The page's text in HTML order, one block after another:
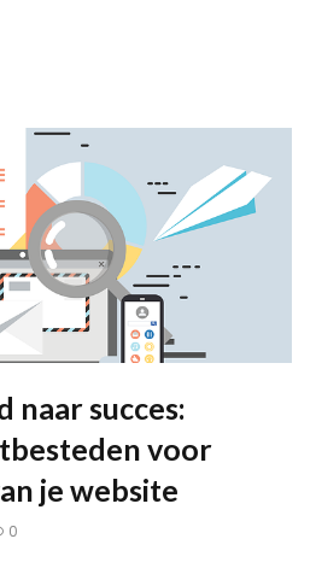
naar succes:
voor
je website
0